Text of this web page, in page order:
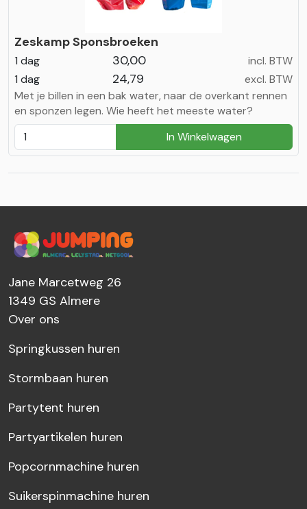
Zeskamp Sponsbroeken
1 dag 30,00
incl. BTW
1 dag
24,79
excl. BTW
Met je billen in een bak water, naar de overkant rennen
en sponzen legen. Wie heeft het meeste water?
In Winkelwagen
Jane Marcetweg 26
1349 GS Almere
Over ons
Springkussen huren
Stormbaan huren
Partytent huren
Partyartikelen huren
Popcornmachine huren
Suikerspinmachine huren